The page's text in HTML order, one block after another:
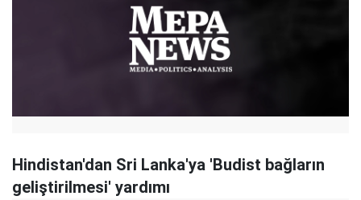
Hindistan'dan Sri Lanka'ya 'Budist bağların
geliştirilmesi' yardımı